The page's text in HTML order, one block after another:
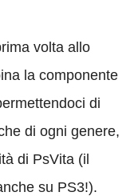
volta allo
la componente
di
di ogni genere,
di PsVita (il
su PS3!).